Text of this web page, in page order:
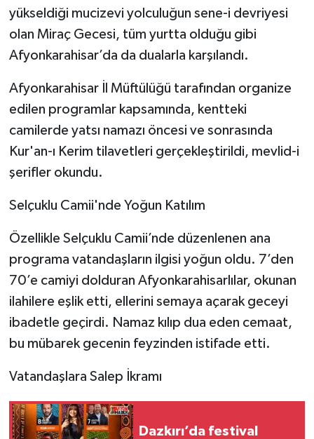
yükseldiği mucizevi yolculuğun sene-i devriyesi
olan Miraç Gecesi, tüm yurtta olduğu gibi
Afyonkarahisar’da da dualarla karşılandı.
Afyonkarahisar İl Müftülüğü tarafından organize
edilen programlar kapsamında, kentteki
camilerde yatsı namazı öncesi ve sonrasında
Kur'an-ı Kerim tilavetleri gerçekleştirildi, mevlid-i
şerifler okundu.
Selçuklu Camii'nde Yoğun Katılım
Özellikle Selçuklu Camii’nde düzenlenen ana
programa vatandaşların ilgisi yoğun oldu. 7’den
70’e camiyi dolduran Afyonkarahisarlılar, okunan
ilahilere eşlik etti, ellerini semaya açarak geceyi
ibadetle geçirdi. Namaz kılıp dua eden cemaat,
bu mübarek gecenin feyzinden istifade etti.
Vatandaşlara Salep İkramı
Dazkırı’da festival